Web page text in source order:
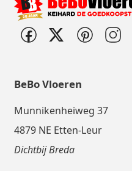
BeBo Vloeren
Munnikenheiweg 37
4879 NE Etten-Leur
Dichtbij Breda